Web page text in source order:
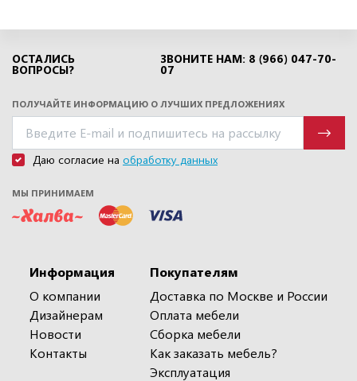
ОСТАЛИСЬ
ВОПРОСЫ?
ЗВОНИТЕ НАМ: 8 (966) 047-70-
07
ПОЛУЧАЙТЕ ИНФОРМАЦИЮ О ЛУЧШИХ ПРЕДЛОЖЕНИЯХ
Даю согласие на обработку данных
МЫ ПРИНИМАЕМ
Информация
О компании
Дизайнерам
Новости
Контакты
Покупателям
Доставка по Москве и России
Оплата мебели
Сборка мебели
Как заказать мебель?
Эксплуатация